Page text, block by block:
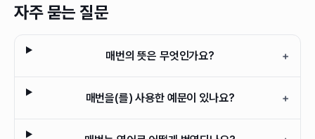
자주 묻는 질문
매번의 뜻은 무엇인가요? +
매번을(를) 사용한 예문이 있나요? +